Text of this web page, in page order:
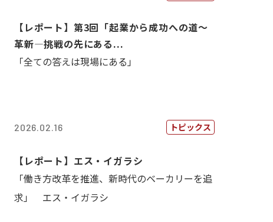
【レポート】第3回「起業から成功への道～
革新―挑戦の先にある...
「全ての答えは現場にある」
2026.02.16 トピックス
【レポート】エス・イガラシ
「働き方改革を推進、新時代のベーカリーを追
求」 エス・イガラシ